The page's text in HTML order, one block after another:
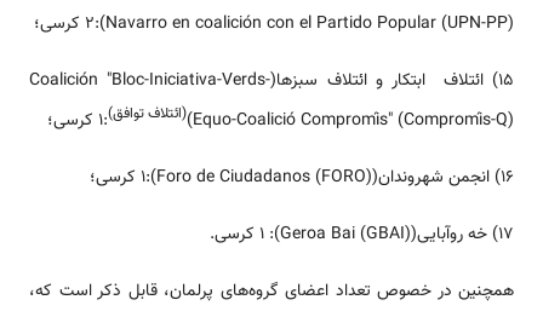
Navarro en coalición con el Partido Popular (UPN-PP)):2 کرسی؛
15) ائتلاف ابتکار و ائتلاف سبزها(Coalición "Bloc-Iniciativa-Verds-
Equo-Coalició Compromís" (Compromís-Q)) (ائتلاف توافق):1 کرسی؛
16) انجمن شهروندان(Foro de Ciudadanos (FORO)):1 کرسی؛
17) خه روآبایی(Geroa Bai (GBAI)): 1 کرسی.
همچنین در خصوص تعداد اعضای گروه‌های پرلمان، قابل ذکر است که،